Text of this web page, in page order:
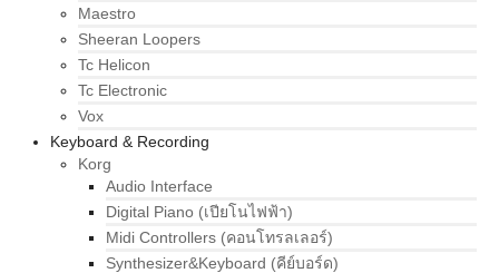
Maestro
Sheeran Loopers
Tc Helicon
Tc Electronic
Vox
Keyboard & Recording
Korg
Audio Interface
Digital Piano (เปียโนไฟฟ้า)
Midi Controllers (คอนโทรลเลอร์)
Synthesizer&Keyboard (คีย์บอร์ด)